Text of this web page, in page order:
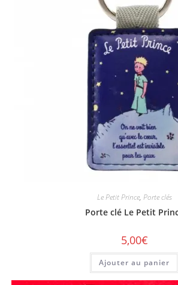
Le Petit Prince, Porte clés
Porte clé Le Petit
5,00€
Ajouter au panier